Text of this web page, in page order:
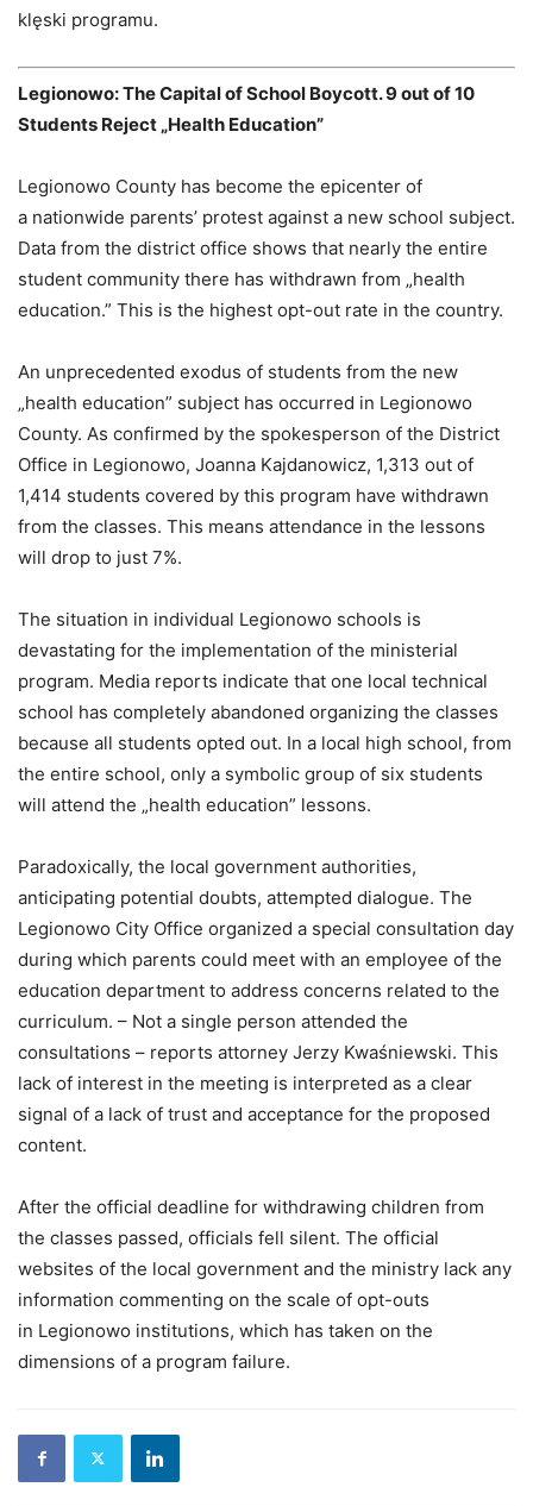
klęski programu.
Legionowo: The Capital of School Boycott. 9 out of 10
Students Reject „Health Education”
Legionowo County has become the epicenter of
a nationwide parents’ protest against a new school subject.
Data from the district office shows that nearly the entire
student community there has withdrawn from „health
education.” This is the highest opt-out rate in the country.
An unprecedented exodus of students from the new
„health education” subject has occurred in Legionowo
County. As confirmed by the spokesperson of the District
Office in Legionowo, Joanna Kajdanowicz, 1,313 out of
1,414 students covered by this program have withdrawn
from the classes. This means attendance in the lessons
will drop to just 7%.
The situation in individual Legionowo schools is
devastating for the implementation of the ministerial
program. Media reports indicate that one local technical
school has completely abandoned organizing the classes
because all students opted out. In a local high school, from
the entire school, only a symbolic group of six students
will attend the „health education” lessons.
Paradoxically, the local government authorities,
anticipating potential doubts, attempted dialogue. The
Legionowo City Office organized a special consultation day
during which parents could meet with an employee of the
education department to address concerns related to the
curriculum. – Not a single person attended the
consultations – reports attorney Jerzy Kwaśniewski. This
lack of interest in the meeting is interpreted as a clear
signal of a lack of trust and acceptance for the proposed
content.
After the official deadline for withdrawing children from
the classes passed, officials fell silent. The official
websites of the local government and the ministry lack any
information commenting on the scale of opt-outs
in Legionowo institutions, which has taken on the
dimensions of a program failure.